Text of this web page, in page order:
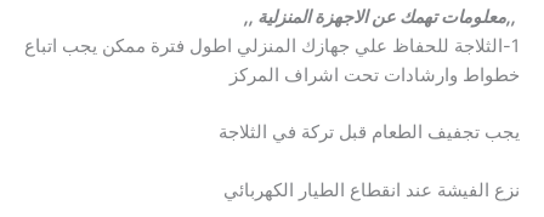
,,معلومات تهمك عن الاجهزة المنزلية ,,
1-الثلاجة للحفاظ علي جهازك المنزلي اطول فترة ممكن يجب اتباع
خطواط وارشادات تحت اشراف المركز
يجب تجفيف الطعام قبل تركة في الثلاجة
نزع الفيشة عند انقطاع الطيار الكهربائي